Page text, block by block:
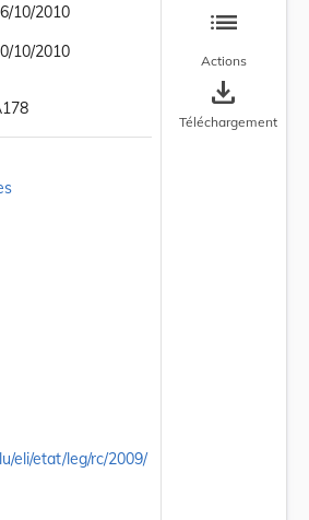
10/2010
10/2010
eli/etat/leg/rc/2009/
list
Actions
save_alt
Téléchargement